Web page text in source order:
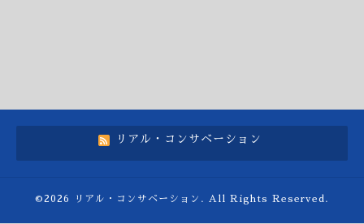
リアル・コンサベーション
©2026 リアル・コンサベーション . All Rights Reserved.